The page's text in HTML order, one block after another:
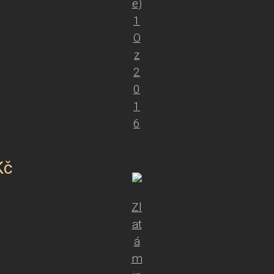
e)
1
O
z
2
0
1
6
Zl
at
á
m